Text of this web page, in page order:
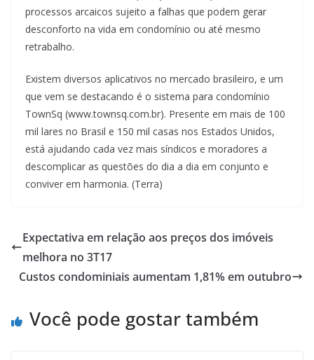
processos arcaicos sujeito a falhas que podem gerar
desconforto na vida em condomínio ou até mesmo
retrabalho.
Existem diversos aplicativos no mercado brasileiro, e um
que vem se destacando é o sistema para condomínio
TownSq (www.townsq.com.br). Presente em mais de 100
mil lares no Brasil e 150 mil casas nos Estados Unidos,
está ajudando cada vez mais síndicos e moradores a
descomplicar as questões do dia a dia em conjunto e
conviver em harmonia. (Terra)
Expectativa em relação aos preços dos imóveis
melhora no 3T17
Custos condominiais aumentam 1,81% em outubro
Você pode gostar também